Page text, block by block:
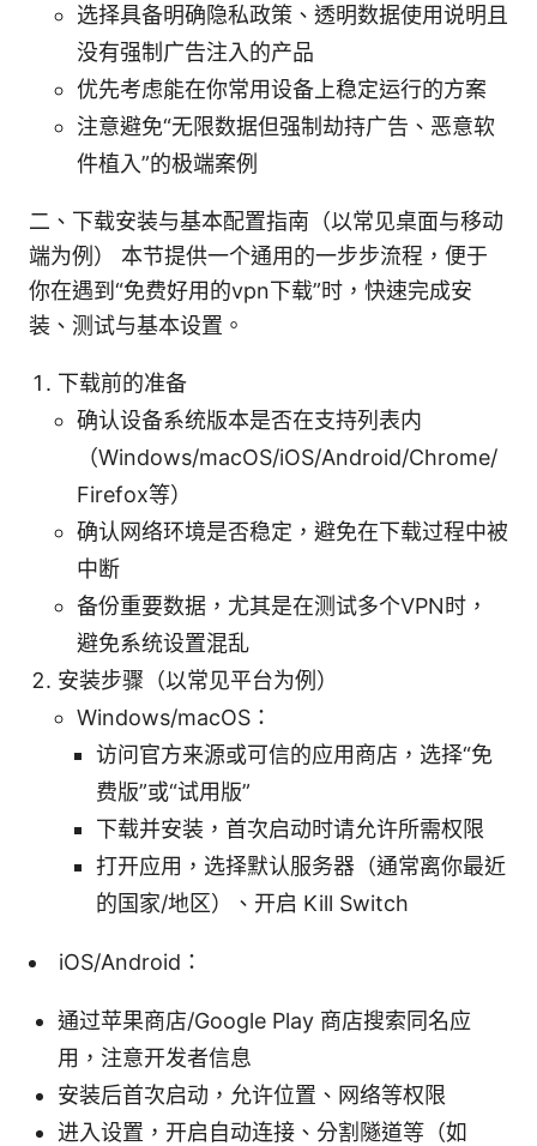
选择具备明确隐私政策、透明数据使用说明且
没有强制广告注入的产品
优先考虑能在你常用设备上稳定运行的方案
注意避免“无限数据但强制劫持广告、恶意软
件植入”的极端案例
二、下载安装与基本配置指南（以常见桌面与移动
端为例） 本节提供一个通用的一步步流程，便于
你在遇到“免费好用的vpn下载”时，快速完成安
装、测试与基本设置。
下载前的准备
确认设备系统版本是否在支持列表内
（Windows/macOS/iOS/Android/Chrome/
Firefox等）
确认网络环境是否稳定，避免在下载过程中被
中断
备份重要数据，尤其是在测试多个VPN时，
避免系统设置混乱
安装步骤（以常见平台为例）
Windows/macOS：
访问官方来源或可信的应用商店，选择“免
费版”或“试用版”
下载并安装，首次启动时请允许所需权限
打开应用，选择默认服务器（通常离你最近
的国家/地区）、开启 Kill Switch
iOS/Android：
通过苹果商店/Google Play 商店搜索同名应
用，注意开发者信息
安装后首次启动，允许位置、网络等权限
进入设置，开启自动连接、分割隧道等（如